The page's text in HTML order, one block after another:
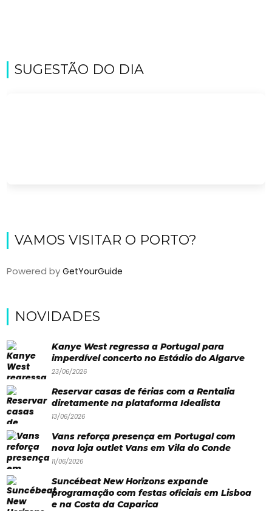
Onde
Lifestyle
Restaurantes
Praias
Paradisíacas
Swimwear
Eventos
SUGESTÃO DO DIA
VAMOS VISITAR O PORTO?
Powered byGetYourGuide
NOVIDADES
Kanye West regressa a Portugal para
imperdível concerto no Estádio do Algarve
23/06/2026
Reservar casas de férias com a Rentalia
diretamente na plataforma Idealista
13/06/2026
Vans reforça presença em Portugal com
nova loja outlet Vans em Vila do Conde
11/06/2026
Suncébeat New Horizons expande
programação com festas oficiais em Lisboa
e na Costa da Caparica